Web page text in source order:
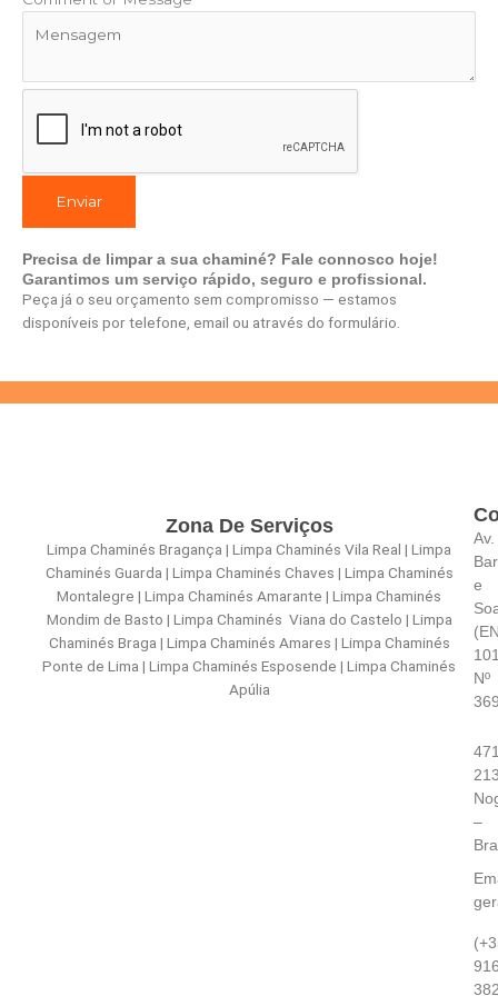
Enviar
Precisa de limpar a sua chaminé? Fale connosco hoje!
Garantimos um serviço rápido, seguro e profissional.
Peça já o seu orçamento sem compromisso — estamos
disponíveis por telefone, email ou através do formulário.
Zona De Serviços
Limpa Chaminés Bragança | Limpa Chaminés Vila Real | Limpa
Chaminés Guarda | Limpa Chaminés Chaves | Limpa Chaminés
Montalegre | Limpa Chaminés Amarante | Limpa Chaminés
Mondim de Basto | Limpa Chaminés Viana do Castelo | Limpa
Chaminés Braga | Limpa Chaminés Amares | Limpa Chaminés
Ponte de Lima | Limpa Chaminés Esposende | Limpa Chaminés
Apúlia
Av.
e
Nº
–